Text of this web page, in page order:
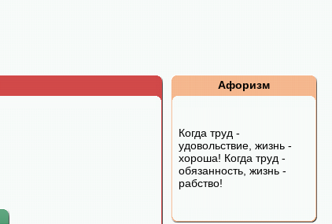
Афоризм
Когда труд -
удовольствие, жизнь -
хороша! Когда труд -
обязанность, жизнь -
рабство!